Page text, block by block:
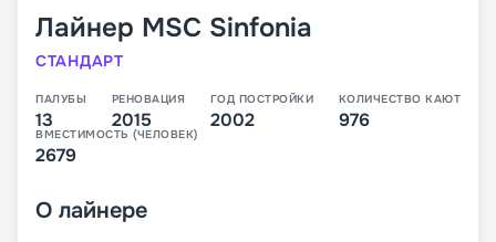
Лайнер MSC Sinfonia
СТАНДАРТ
ПАЛУБЫ
13
РЕНОВАЦИЯ
2015
ГОД ПОСТРОЙКИ
2002
КОЛИЧЕСТВО КАЮТ
976
ВМЕСТИМОСТЬ (ЧЕЛОВЕК)
2679
О лайнере